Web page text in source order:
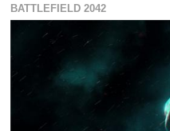
BATTLEFIELD 2042